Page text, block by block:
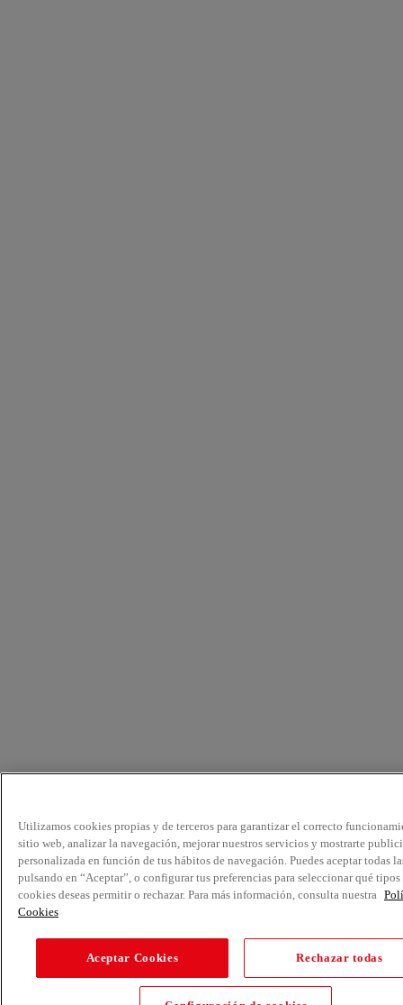
Utilizamos cookies propias y de terceros para garantizar el correcto
sitio web, analizar la navegación, mejorar nuestros servicios y mostrarte
personalizada en función de tus hábitos de navegación. Puedes aceptar todas
pulsando en “Aceptar”, o configurar tus preferencias para seleccionar qué tipos
cookies deseas permitir o rechazar. Para más información, consulta nuestra
Cookies
Aceptar Cookies Rechazar todas